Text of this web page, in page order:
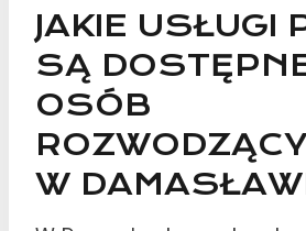
JAKIE USŁUGI
SĄ
OSÓB
W